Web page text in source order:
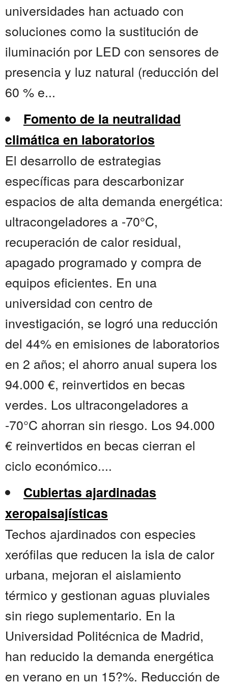
universidades han actuado con
soluciones como la sustitución de
iluminación por LED con sensores de
presencia y luz natural (reducción del
60 % e...
Fomento de la neutralidad
climática en laboratorios
El desarrollo de estrategias
específicas para descarbonizar
espacios de alta demanda energética:
ultracongeladores a -70°C,
recuperación de calor residual,
apagado programado y compra de
equipos eficientes. En una
universidad con centro de
investigación, se logró una reducción
del 44% en emisiones de laboratorios
en 2 años; el ahorro anual supera los
94.000 €, reinvertidos en becas
verdes. Los ultracongeladores a
-70°C ahorran sin riesgo. Los 94.000
€ reinvertidos en becas cierran el
ciclo económico....
Cubiertas ajardinadas
xeropaisajísticas
Techos ajardinados con especies
xerófilas que reducen la isla de calor
urbana, mejoran el aislamiento
térmico y gestionan aguas pluviales
sin riego suplementario. En la
Universidad Politécnica de Madrid,
han reducido la demanda energética
en verano en un 15?%. Reducción de